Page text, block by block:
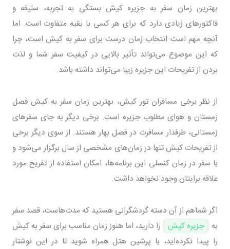
بهترین زمان سفر به جزیره کیش بستگی به تجربه، سلیقه و
فاکتورهای زیادی دارد که برای هر کسی با بقیه متفاوت است. اما
آنچه مهم است انتخاب زمان درست برای سفر به کیش است، چرا
که این موضوع می‌تواند تأثیر بالایی در کیفیت سفر شما و لذت
بردن از تفریحات این جزیره زیبا می‌تواند داشته باشد.
از نظر برخی مسافران تور کیش، بهترین زمان سفر به کیش فصل
زمستان و هوای مطلوب جزیره است. برخی دیگر به جای سفرهای
زمستانی، طرفدار مسافرت در فصل بهار هستند. از سوی دیگر برخی
از تفریحات کیش تنها در زمان‌های مشخصی از سال برگزار می‌شود و
با سفر در زمان کنسلی این برنامه‌ها، امکان استفاده از تفریح مورد
علاقه برایتان وجود نخواهد داشت.
اگر شماهم از آن دسته گردشگرانی هستید که مدت‌هاست، قصد سفر
به جزیره کیش را دارید، اما هنوز زمان مناسب برای سفر به کیش
را پیدا نکرده‌اید، با پرشین هتل همراه شوید تا در این نوشتار